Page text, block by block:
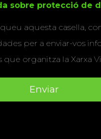
sobre protecció de
aquesta casella,
per a enviar-vos
que organitza la Xarxa